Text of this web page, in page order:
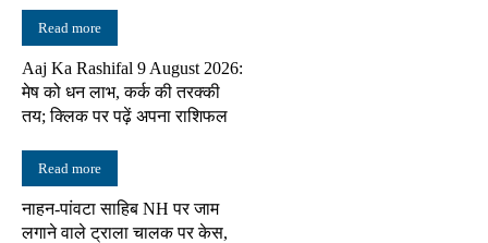
Read more
Aaj Ka Rashifal 9 August 2026:
मेष को धन लाभ, कर्क की तरक्की
तय; क्लिक पर पढ़ें अपना राशिफल
Read more
नाहन-पांवटा साहिब NH पर जाम
लगाने वाले ट्राला चालक पर केस,